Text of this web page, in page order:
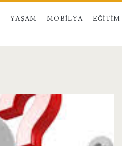
YAŞAM MOBILYA EĞITIM